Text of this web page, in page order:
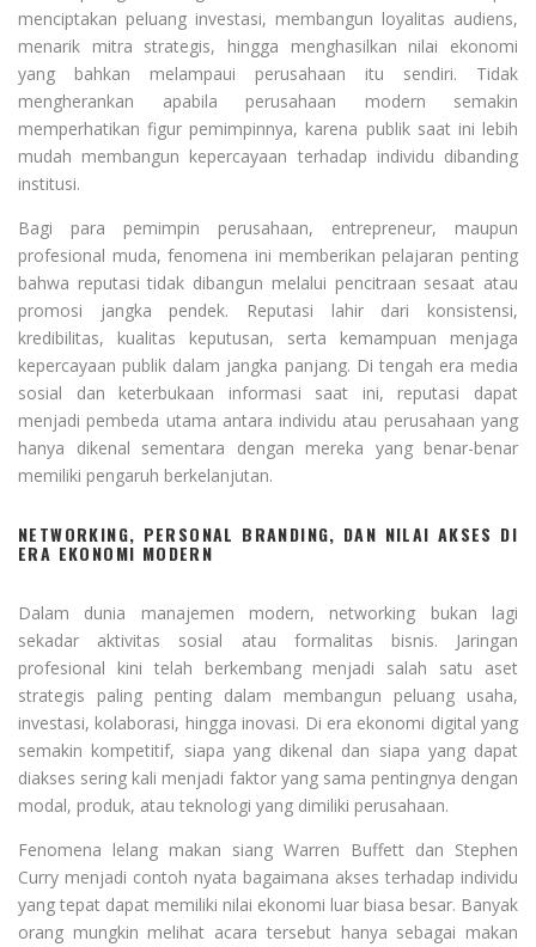
menciptakan peluang investasi, membangun loyalitas audiens,
menarik mitra strategis, hingga menghasilkan nilai ekonomi
yang bahkan melampaui perusahaan itu sendiri. Tidak
mengherankan apabila perusahaan modern semakin
memperhatikan figur pemimpinnya, karena publik saat ini lebih
mudah membangun kepercayaan terhadap individu dibanding
institusi.
Bagi para pemimpin perusahaan, entrepreneur, maupun
profesional muda, fenomena ini memberikan pelajaran penting
bahwa reputasi tidak dibangun melalui pencitraan sesaat atau
promosi jangka pendek. Reputasi lahir dari konsistensi,
kredibilitas, kualitas keputusan, serta kemampuan menjaga
kepercayaan publik dalam jangka panjang. Di tengah era media
sosial dan keterbukaan informasi saat ini, reputasi dapat
menjadi pembeda utama antara individu atau perusahaan yang
hanya dikenal sementara dengan mereka yang benar-benar
memiliki pengaruh berkelanjutan.
NETWORKING, PERSONAL BRANDING, DAN NILAI AKSES DI
ERA EKONOMI MODERN
Dalam dunia manajemen modern, networking bukan lagi
sekadar aktivitas sosial atau formalitas bisnis. Jaringan
profesional kini telah berkembang menjadi salah satu aset
strategis paling penting dalam membangun peluang usaha,
investasi, kolaborasi, hingga inovasi. Di era ekonomi digital yang
semakin kompetitif, siapa yang dikenal dan siapa yang dapat
diakses sering kali menjadi faktor yang sama pentingnya dengan
modal, produk, atau teknologi yang dimiliki perusahaan.
Fenomena lelang makan siang Warren Buffett dan Stephen
Curry menjadi contoh nyata bagaimana akses terhadap individu
yang tepat dapat memiliki nilai ekonomi luar biasa besar. Banyak
orang mungkin melihat acara tersebut hanya sebagai makan